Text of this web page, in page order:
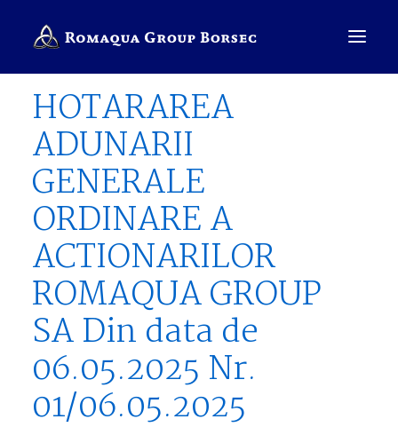
COMPANIE
BRANDURI
SALES PRESENTER
ROMÂNĂ
CAUTĂ
HOTARAREA
ADUNARII
GENERALE
ORDINARE A
ACTIONARILOR
ROMAQUA GROUP
SA Din data de
06.05.2025 Nr.
01/06.05.2025